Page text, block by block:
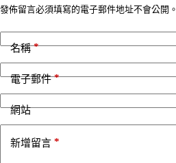
發佈留言必須填寫的電子郵件地址不會公開。
名稱*
電子郵件*
網站
新增留言 *